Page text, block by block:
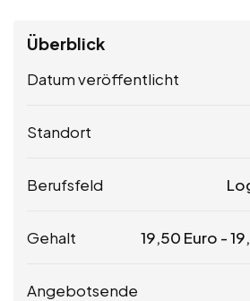
Überblick
Datum veröffentlicht
Standort
Berufsfeld
Gehalt 19,50 Euro -
Angebotsende